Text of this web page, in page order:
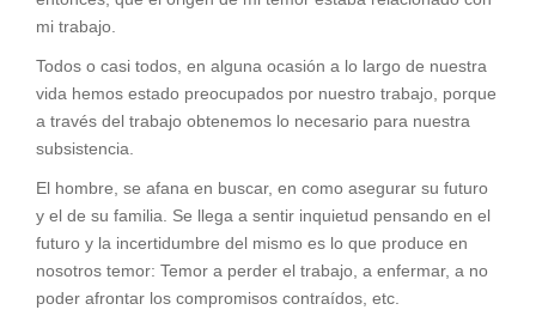
mi trabajo.
Todos o casi todos, en alguna ocasión a lo largo de nuestra
vida hemos estado preocupados por nuestro trabajo, porque
a través del trabajo obtenemos lo necesario para nuestra
subsistencia.
El hombre, se afana en buscar, en como asegurar su futuro
y el de su familia. Se llega a sentir inquietud pensando en el
futuro y la incertidumbre del mismo es lo que produce en
nosotros temor: Temor a perder el trabajo, a enfermar, a no
poder afrontar los compromisos contraídos, etc.